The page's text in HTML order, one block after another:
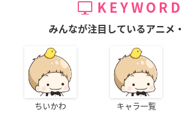
みんなが注目しているアニメ
ちいかわ キャラ一覧